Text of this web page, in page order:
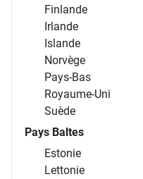
Finlande
Irlande
Islande
Norvège
Pays-Bas
Royaume-Uni
Suède
Pays Baltes
Estonie
Lettonie